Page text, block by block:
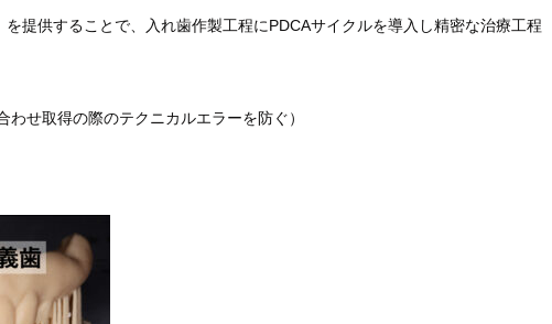
を提供することで、入れ歯作製工程にPDCAサイクルを導入し精密な治療工程
わせ取得の際のテクニカルエラーを防ぐ）